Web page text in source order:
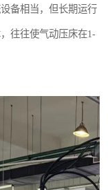
备相当，但长期运行
往往使气动压床在1-